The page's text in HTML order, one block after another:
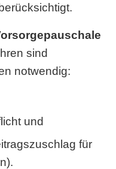
sind
notwendig:
und
für